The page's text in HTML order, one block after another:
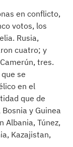
en conflicto,
votos, los
Rusia,
cuatro; y
tres.
se
en el
que de
y Guinea
Albania, Túnez,
Kazajistan,